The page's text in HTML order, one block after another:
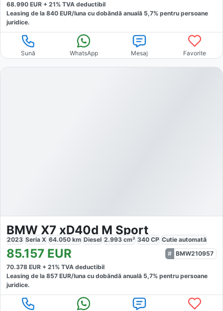
68.990 EUR + 21% TVA deductibil
Leasing de la 840 EUR/luna cu dobăndă anuală 5,7% pentru persoane
juridice.
Sună WhatsApp Mesaj Favorite
BMW X7 xD40d M Sport
2023 Seria X 64.050 km Diesel 2.993 cm³ 340 CP Cutie automată
85.157 EUR
BMW210957
70.378 EUR + 21% TVA deductibil
Leasing de la 857 EUR/luna cu dobăndă anuală 5,7% pentru persoane
juridice.